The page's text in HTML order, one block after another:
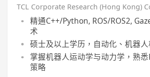
TCL Corporate Research (Hong Kong)
精通C++/Python, ROS/ROS2,
术
硕士及以上学历，自动化、机器
掌握机器人运动学与动力学，熟悉
策略